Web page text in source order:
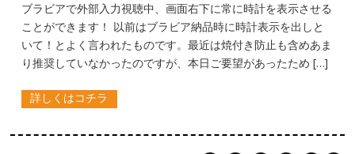
ブラビアで外部入力視聴中、画面右下に常に時計を表示させる
ことができます！ 以前はブラビア納品時に時計表示を出しと
いて！とよく言われたものです。最近は焼付き防止も含めあま
り推奨していなかったのですが、本日ご要望があったため […]
詳しくはコチラ